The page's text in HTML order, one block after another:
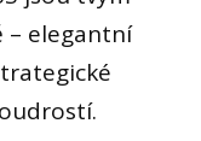
– elegantní